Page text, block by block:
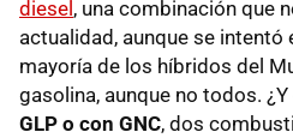
diesel , una combinación que
actualidad, aunque se intentó
mayoría de los híbridos del
gasolina, aunque no todos.
GLP o con GNC, dos